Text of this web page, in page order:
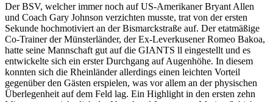
Der BSV, welcher immer noch auf US-Amerikaner Bryant Allen
und Coach Gary Johnson verzichten musste, trat von der ersten
Sekunde hochmotiviert an der Bismarckstraße auf. Der etatmäßige
Co-Trainer der Münsterländer, der Ex-Leverkusener Romeo Bakoa,
hatte seine Mannschaft gut auf die GIANTS ll eingestellt und es
entwickelte sich ein erster Durchgang auf Augenhöhe. In diesem
konnten sich die Rheinländer allerdings einen leichten Vorteil
gegenüber den Gästen erspielen, was vor allem an der physischen
Überlegenheit auf dem Feld lag. Ein Highlight in den ersten zehn